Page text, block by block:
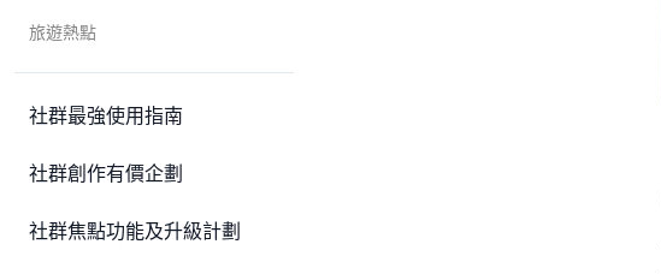
旅遊熱點
社群最強使用指南
社群創作有價企劃
社群焦點功能及升級計劃